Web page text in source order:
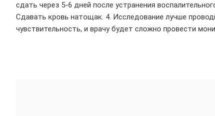
сдать через 5-6 дней после устранения
Сдавать кровь натощак. 4. Исследование лучше
чувствительность, и врачу будет сложно провести